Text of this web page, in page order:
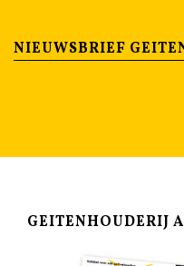
NIEUWSBRIEF
GEITENHOUDERIJ